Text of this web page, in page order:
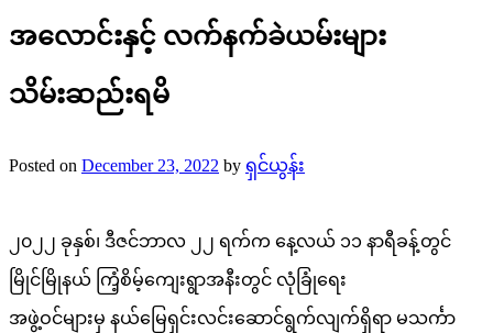
အလောင်းနှင့် လက်နက်ခဲယမ်းများ
သိမ်းဆည်းရမိ
Posted on December 23, 2022 by ရှင်ယွန်း
၂၀၂၂ ခုနှစ်၊ ဒီဇင်ဘာလ ၂၂ ရက်က နေ့လယ် ၁၁ နာရီခန့်တွင်
မြိုင်မြိုနယ် ကြံ့စိမ့်ကျေးရွာအနီးတွင် လုံခြုံရေး
အဖွဲ့ဝင်များမှ နယ်မြေရှင်းလင်းဆောင်ရွက်လျက်ရှိရာ မသင်္ကာ